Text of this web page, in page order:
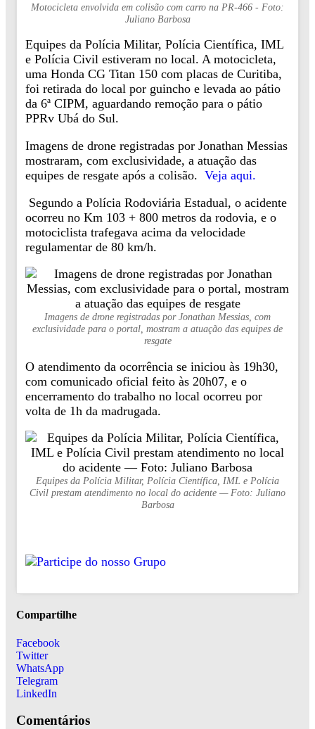
Motocicleta envolvida em colisão com carro na PR-466 - Foto:
Juliano Barbosa
Equipes da Polícia Militar, Polícia Científica, IML
e Polícia Civil estiveram no local. A motocicleta,
uma Honda CG Titan 150 com placas de Curitiba,
foi retirada do local por guincho e levada ao pátio
da 6ª CIPM, aguardando remoção para o pátio
PPRv Ubá do Sul.
Imagens de drone registradas por Jonathan Messias
mostraram, com exclusividade, a atuação das
equipes de resgate após a colisão. Veja aqui.
Segundo a Polícia Rodoviária Estadual, o acidente
ocorreu no Km 103 + 800 metros da rodovia, e o
motociclista trafegava acima da velocidade
regulamentar de 80 km/h.
Imagens de drone registradas por Jonathan Messias, com
exclusividade para o portal, mostram a atuação das equipes de
resgate
O atendimento da ocorrência se iniciou às 19h30,
com comunicado oficial feito às 20h07, e o
encerramento do trabalho no local ocorreu por
volta de 1h da madrugada.
Equipes da Polícia Militar, Polícia Científica, IML e Polícia
Civil prestam atendimento no local do acidente — Foto: Juliano
Barbosa
Compartilhe
Facebook
Twitter
WhatsApp
Telegram
LinkedIn
Comentários